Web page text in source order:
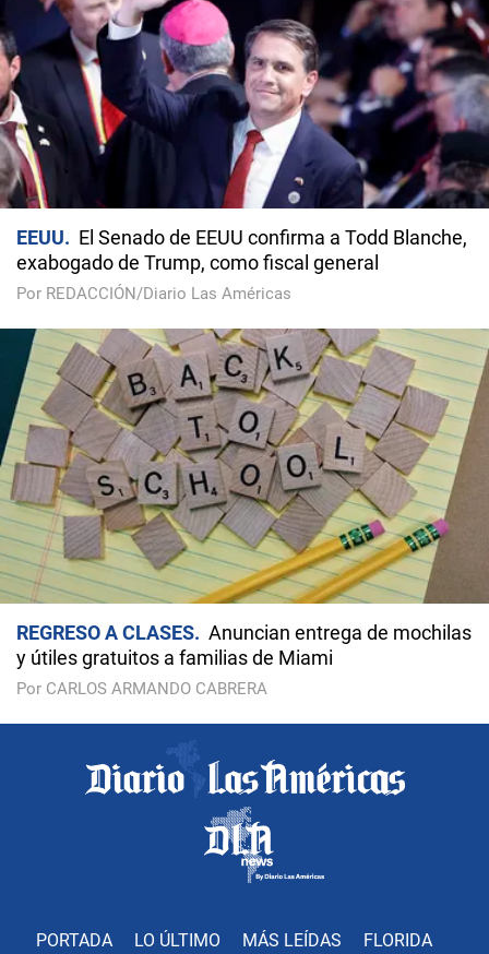
EEUU
El Senado de EEUU confirma a Todd Blanche,
exabogado de Trump, como fiscal general
Por REDACCIÓN/Diario Las Américas
REGRESO A CLASES
Anuncian entrega de mochilas
y útiles gratuitos a familias de Miami
Por CARLOS ARMANDO CABRERA
PORTADA LO ÚLTIMO MÁS LEÍDAS FLORIDA